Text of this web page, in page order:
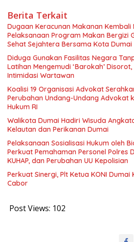
Berita Terkait
Dugaan Keracunan Makanan Kembali
Pelaksanaan Program Makan Bergizi
Sehat Sejahtera Bersama Kota Dumai
Diduga Gunakan Fasilitas Negara
Latihan Mengemudi ‘Barokah’
Intimidasi Wartawan
Koalisi 19 Organisasi Advokat
Perubahan Undang-Undang Advokat
Hukum RI
Walikota Dumai Hadiri Wisuda
Kelautan dan Perikanan Dumai
Pelaksanaan Sosialisasi Hukum oleh
Perkuat Pemahaman Personel Polres
KUHAP, dan Perubahan UU Kepolisian
Perkuat Sinergi, Plt Ketua KONI Dumai
Cabor
Post Views: 102